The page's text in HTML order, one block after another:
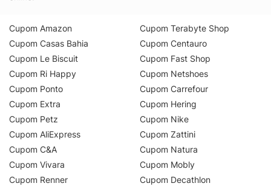
Cupom Amazon
Cupom Casas Bahia
Cupom Le Biscuit
Cupom Ri Happy
Cupom Ponto
Cupom Extra
Cupom Petz
Cupom AliExpress
Cupom C&A
Cupom Vivara
Cupom Renner
Cupom Terabyte Shop
Cupom Centauro
Cupom Fast Shop
Cupom Netshoes
Cupom Carrefour
Cupom Hering
Cupom Nike
Cupom Zattini
Cupom Natura
Cupom Mobly
Cupom Decathlon